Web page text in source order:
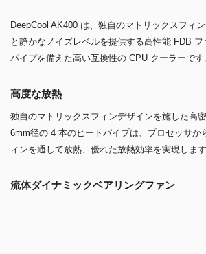
DeepCool AK400 は、独自のマトリックスフィ
と静かなノイズレベルを提供する高性能 FDB フ
パイプを備えた高い互換性の CPU クーラーです
高度な放熱
独自のマトリックスフィンデザインを施した高
6mm径の 4 本のヒートパイプは、プロセッサか
ィンを通して放熱、優れた放熱効率を実現します
流体ダイナミックベアリングファン